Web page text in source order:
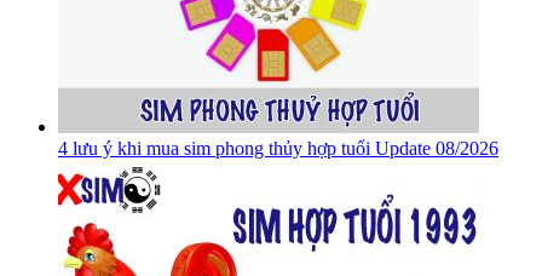
4 lưu ý khi mua sim phong thủy hợp tuổi Update 08/2026